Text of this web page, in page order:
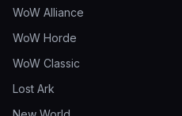
WoW Alliance
WoW Horde
WoW Classic
Lost Ark